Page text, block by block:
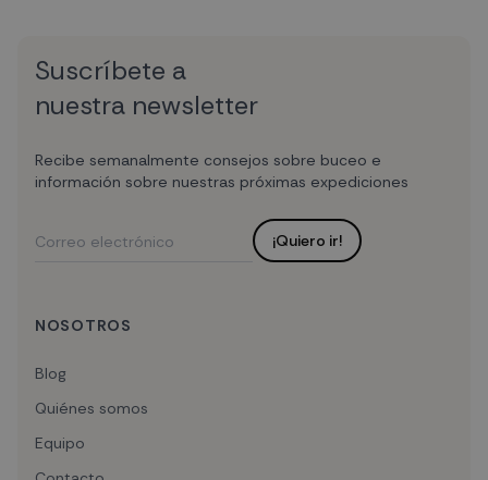
Suscríbete a
nuestra newsletter
Recibe semanalmente consejos sobre buceo e
información sobre nuestras próximas expediciones
¡Quiero ir!
NOSOTROS
Blog
Quiénes somos
Equipo